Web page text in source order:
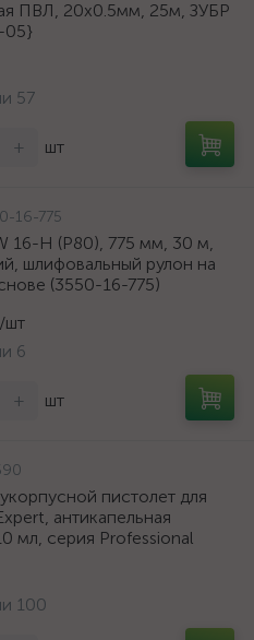
ПВЛ, 20х0.5мм, 25м, ЗУБР
05}
57
+ шт
16-775
16-H (Р80), 775 мм, 30 м,
шлифовальный рулон на
(3550-16-775)
/шт
6
+ шт
пистолет для
антикапельная
мл, серия Professional
100